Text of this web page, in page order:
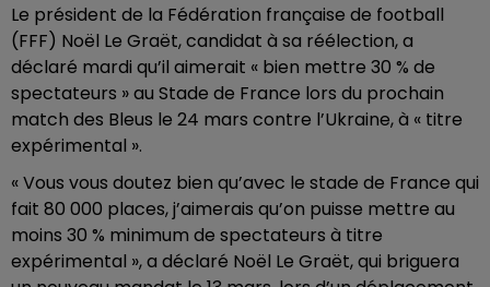
Le président de la Fédération française de football
(FFF) Noël Le Graët, candidat à sa réélection, a
déclaré mardi qu’il aimerait « bien mettre 30 % de
spectateurs » au Stade de France lors du prochain
match des Bleus le 24 mars contre l’Ukraine, à « titre
expérimental ».
« Vous vous doutez bien qu’avec le stade de France qui
fait 80 000 places, j’aimerais qu’on puisse mettre au
moins 30 % minimum de spectateurs à titre
expérimental », a déclaré Noël Le Graët, qui briguera